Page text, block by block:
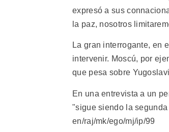
expresó a sus
la paz, nosotros
La gran interrogante, en
intervenir. Moscú, por
que pesa sobre
En una entrevista a un
"sigue siendo la
en/raj/mk/ego/mj/ip/99